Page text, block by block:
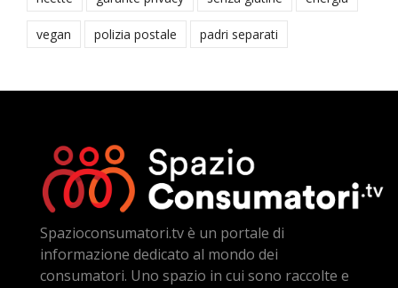
vegan polizia postale padri separati
Spazioconsumatori.tv è un portale di
informazione dedicato al mondo dei
consumatori. Uno spazio in cui sono raccolte e